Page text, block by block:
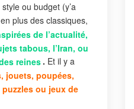
ou budget (y’a
plus des classiques,
de l’actualité,
tabous, l’Iran, ou
reines . Et il y a
jouets, poupées,
ou jeux de